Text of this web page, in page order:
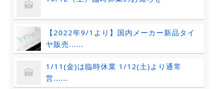
【2022年9/1より】国内メーカー新品タイ
ヤ販売......
1/11(金)は臨時休業 1/12(土)より通常
営......